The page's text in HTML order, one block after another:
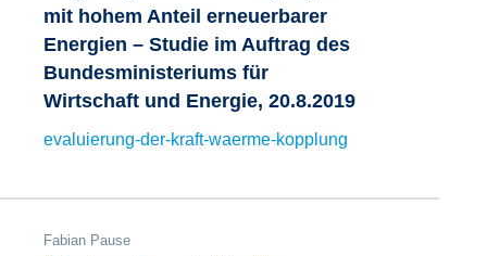
mit hohem Anteil erneuerbarer
Energien – Studie im Auftrag des
Bundesministeriums für
Wirtschaft und Energie, 20.8.2019
evaluierung-der-kraft-waerme-kopplung
Fabian Pause